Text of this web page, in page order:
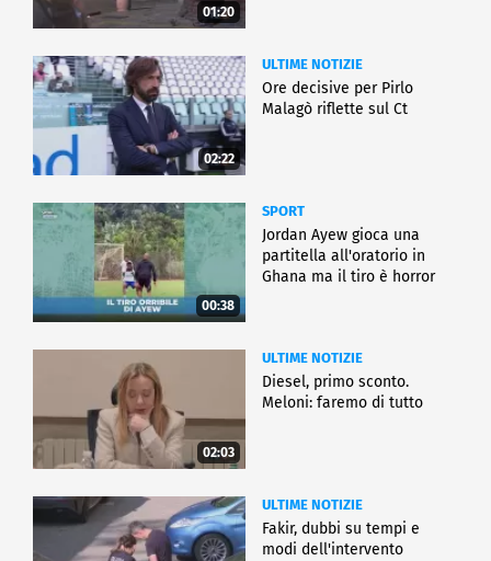
01:20
02:22
ULTIME NOTIZIE
Ore decisive per Pirlo
Malagò riflette sul Ct
00:38
SPORT
Jordan Ayew gioca una
partitella all'oratorio in
Ghana ma il tiro è horror
02:03
ULTIME NOTIZIE
Diesel, primo sconto.
Meloni: faremo di tutto
ULTIME NOTIZIE
Fakir, dubbi su tempi e
modi dell'intervento